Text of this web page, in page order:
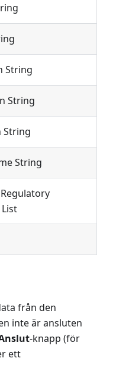
String
String
String
String
Regulatory
från den
inte är ansluten
-knapp (för
ett